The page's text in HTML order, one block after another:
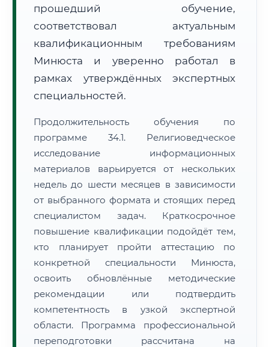
прошедший обучение,
соответствовал актуальным
квалификационным требованиям
Минюста и уверенно работал в
рамках утверждённых экспертных
специальностей.
Продолжительность обучения по
программе 34.1. Религиоведческое
исследование информационных
материалов варьируется от нескольких
недель до шести месяцев в зависимости
от выбранного формата и стоящих перед
специалистом задач. Краткосрочное
повышение квалификации подойдёт тем,
кто планирует пройти аттестацию по
конкретной специальности Минюста,
освоить обновлённые методические
рекомендации или подтвердить
компетентность в узкой экспертной
области. Программа профессиональной
переподготовки рассчитана на